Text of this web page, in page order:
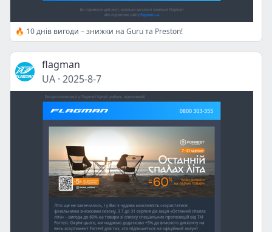
🔥 10 днів вигоди – знижки на Guru та Preston!
flagman
UA · 2025-8-7